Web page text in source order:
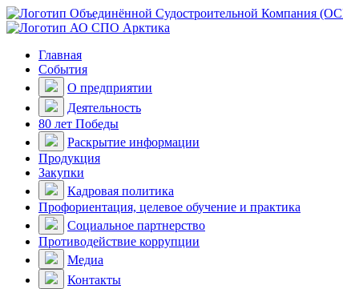
Главная
События
О предприятии
Деятельность
80 лет Победы
Раскрытие информации
Продукция
Закупки
Кадровая политика
Профориентация, целевое обучение и практика
Социальное партнерство
Противодействие коррупции
Медиа
Контакты